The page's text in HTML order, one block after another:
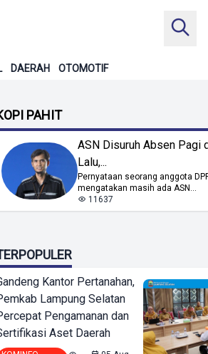
DAERAH OTOMOTIF
PAHIT
ASN Disuruh Absen Pagi
Lalu,...
Pernyataan seorang anggota
mengatakan masih ada ASN...
11637
Kantor Pertanahan,
Lampung Selatan
Pengamanan dan
Aset Daerah